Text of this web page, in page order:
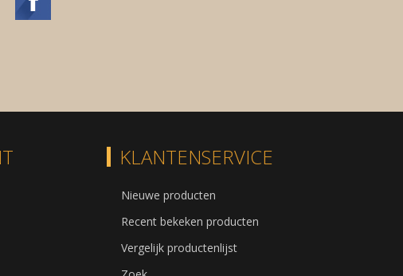
KLANTENSERVICE
Nieuwe producten
Recent bekeken producten
Vergelijk productenlijst